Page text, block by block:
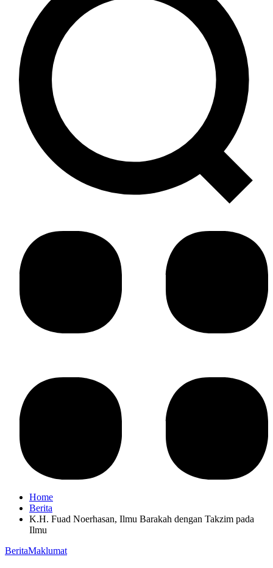
Home
Berita
K.H. Fuad Noerhasan, Ilmu Barakah dengan Takzim pada
Ilmu
BeritaMaklumat